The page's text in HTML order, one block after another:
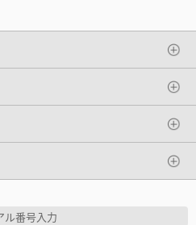
ル番号入力